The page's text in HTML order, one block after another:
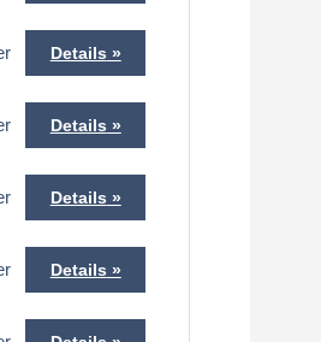
Details
Details
Details
Details